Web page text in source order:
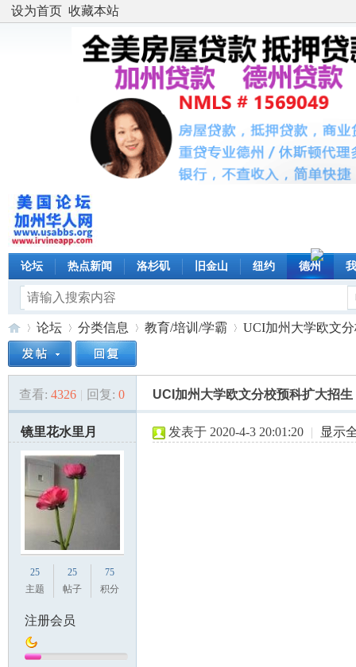
设为首页 收藏本站
论坛 热点新闻 洛杉矶 旧金山 纽约 德州
美»
论坛
›
分类信息 教育/培训/学霸
›
UCI加州大学欧文
查看: 4326 | 回复: 0 UCI加州大学欧文分校预科扩大招生
镜里花水里月
25
主题
25
帖子
75
积分
注册会员
发表于 2020-4-3 20:01:20 | 显示